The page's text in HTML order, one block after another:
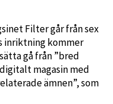
Filter går från sex
inriktning kommer
gå från ”bred
magasin med
ämnen”, som